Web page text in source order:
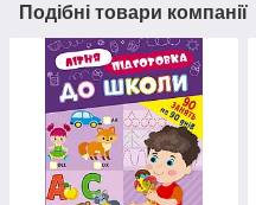
Подібні товари компанії